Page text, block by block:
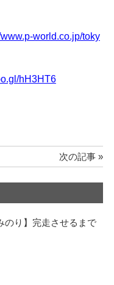
www.p-world.co.jp/toky
hH3HT6
次の記事 »
のり】完走させるまで